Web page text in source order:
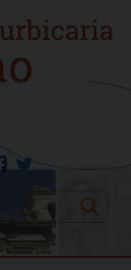
twitter
facebook
Search